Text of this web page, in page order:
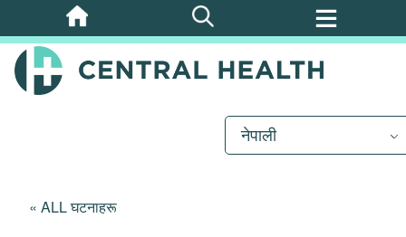
मुख्य
सामग्रीमा
जानुहोस्
नेपाली
« ALL घटनाहरू